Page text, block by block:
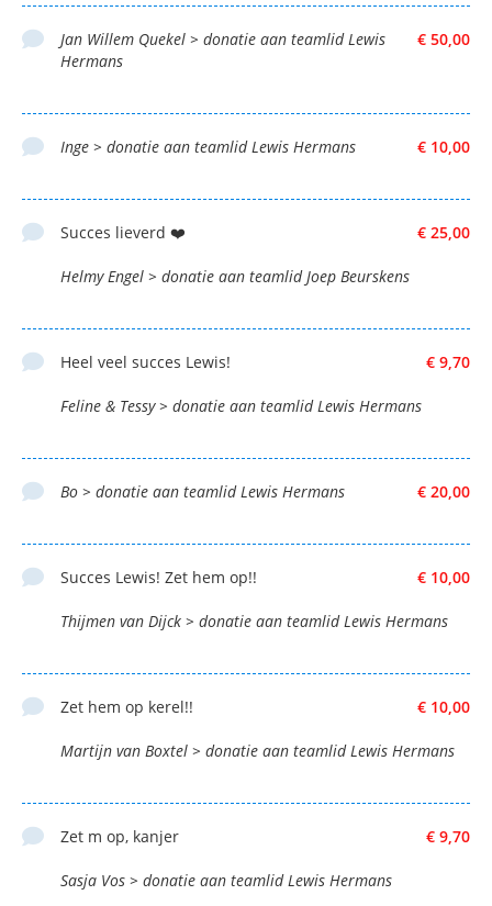
€ 50,00
Jan Willem Quekel > donatie aan teamlid Lewis
Hermans
€ 10,00
Inge > donatie aan teamlid Lewis Hermans
€ 25,00
Succes lieverd ❤️
Helmy Engel > donatie aan teamlid Joep Beurskens
€ 9,70
Heel veel succes Lewis!
Feline & Tessy > donatie aan teamlid Lewis Hermans
€ 20,00
Bo > donatie aan teamlid Lewis Hermans
€ 10,00
Succes Lewis! Zet hem op!!
Thijmen van Dijck > donatie aan teamlid Lewis Hermans
€ 10,00
Zet hem op kerel!!
Martijn van Boxtel > donatie aan teamlid Lewis Hermans
€ 9,70
Zet m op, kanjer
Sasja Vos > donatie aan teamlid Lewis Hermans